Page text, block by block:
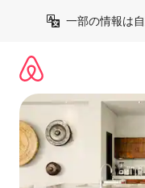
一部の情報は